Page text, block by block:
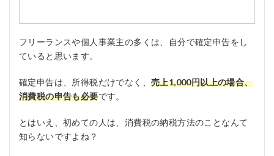
フリーランスや個人事業主の多くは、自分で確定申告をし
ていると思います。
確定申告は、所得税だけでなく、 売上1,000円以上の場合、
消費税の申告も必要です。
とはいえ、初めての人は、消費税の納税方法のことなんて
知らないですよね？